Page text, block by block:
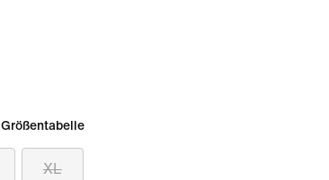
Größentabelle
XL